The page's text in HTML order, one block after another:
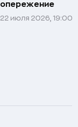
опережение
22 июля 2026, 19:00